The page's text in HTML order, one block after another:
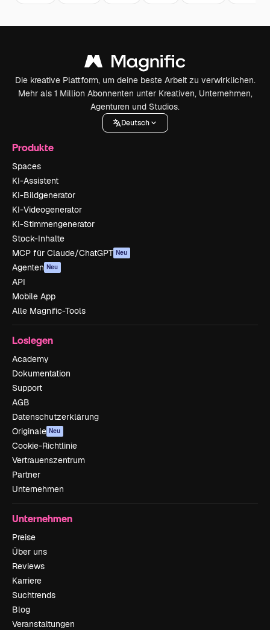
Die kreative Plattform, um deine beste Arbeit zu verwirklichen.
Mehr als 1 Million Abonnenten unter Kreativen, Unternehmen,
Agenturen und Studios.
Deutsch
Produkte
Spaces
KI-Assistent
KI-Bildgenerator
KI-Videogenerator
KI-Stimmengenerator
Stock-Inhalte
MCP für Claude/ChatGPT Neu
Agenten Neu
API
Mobile App
Alle Magnific-Tools
Loslegen
Academy
Dokumentation
Support
AGB
Datenschutzerklärung
Originale Neu
Cookie-Richtlinie
Vertrauenszentrum
Partner
Unternehmen
Unternehmen
Preise
Über uns
Reviews
Karriere
Suchtrends
Blog
Veranstaltungen